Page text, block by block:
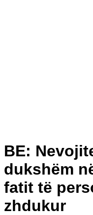
BE:
dukshëm
fatit të
zhdukur